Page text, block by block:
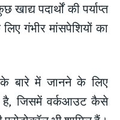
पदार्थों की पर्याप्त
गंभीर मांसपेशियों का
के बारे में जानने के लिए
है, जिसमें वर्कआउट कैसे